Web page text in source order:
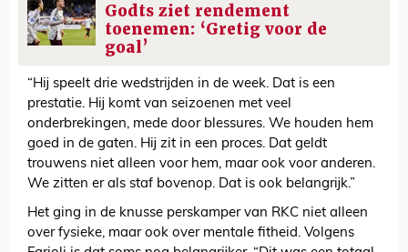
Godts ziet rendement
toenemen: ‘Gretig voor de
goal’
“Hij speelt drie wedstrijden in de week. Dat is een
prestatie. Hij komt van seizoenen met veel
onderbrekingen, mede door blessures. We houden hem
goed in de gaten. Hij zit in een proces. Dat geldt
trouwens niet alleen voor hem, maar ook voor anderen.
We zitten er als staf bovenop. Dat is ook belangrijk.”
Het ging in de knusse perskamper van RKC niet alleen
over fysieke, maar ook over mentale fitheid. Volgens